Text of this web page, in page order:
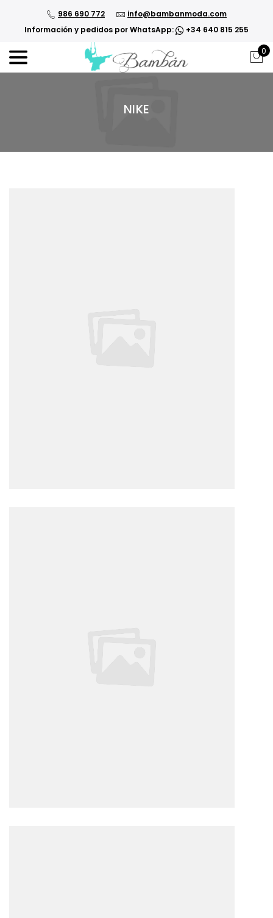
986 690 772
info@bambanmoda.com
Información y pedidos por WhatsApp:
+34 640 815 255
0
NIKE